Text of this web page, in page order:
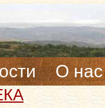
О нас